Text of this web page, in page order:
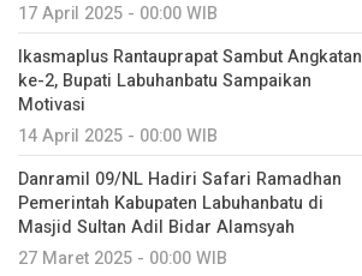
17 April 2025 - 00:00 WIB
Ikasmaplus Rantauprapat Sambut Angkatan
ke-2, Bupati Labuhanbatu Sampaikan
Motivasi
14 April 2025 - 00:00 WIB
Danramil 09/NL Hadiri Safari Ramadhan
Pemerintah Kabupaten Labuhanbatu di
Masjid Sultan Adil Bidar Alamsyah
27 Maret 2025 - 00:00 WIB